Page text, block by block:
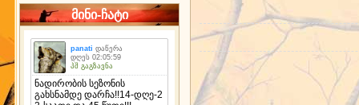
მინი-ჩატი